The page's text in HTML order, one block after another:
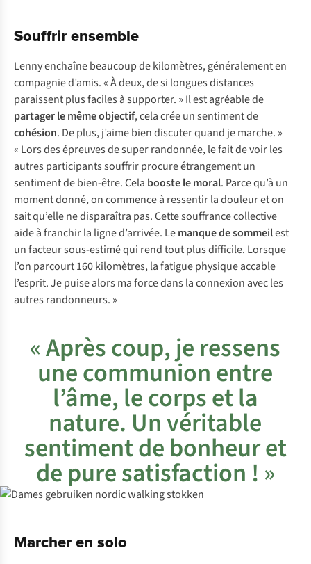
Souffrir ensemble
Lenny enchaîne beaucoup de kilomètres, généralement en
compagnie d’amis. « À deux, de si longues distances
paraissent plus faciles à supporter. » Il est agréable de
partager le même objectif, cela crée un sentiment de
cohésion. De plus, j’aime bien discuter quand je marche. »
« Lors des épreuves de super randonnée, le fait de voir les
autres participants souffrir procure étrangement un
sentiment de bien-être. Cela booste le moral. Parce qu’à un
moment donné, on commence à ressentir la douleur et on
sait qu’elle ne disparaîtra pas. Cette souffrance collective
aide à franchir la ligne d’arrivée. Lemanque de sommeilest
un facteur sous-estimé qui rend tout plus difficile. Lorsque
l’on parcourt 160 kilomètres, la fatigue physique accable
l’esprit. Je puise alors ma force dans la connexion avec les
autres randonneurs. »
« Après coup, je ressens
une communion entre
l’âme, le corps et la
nature. Un véritable
sentiment de bonheur et
de pure satisfaction ! »
Marcher en solo